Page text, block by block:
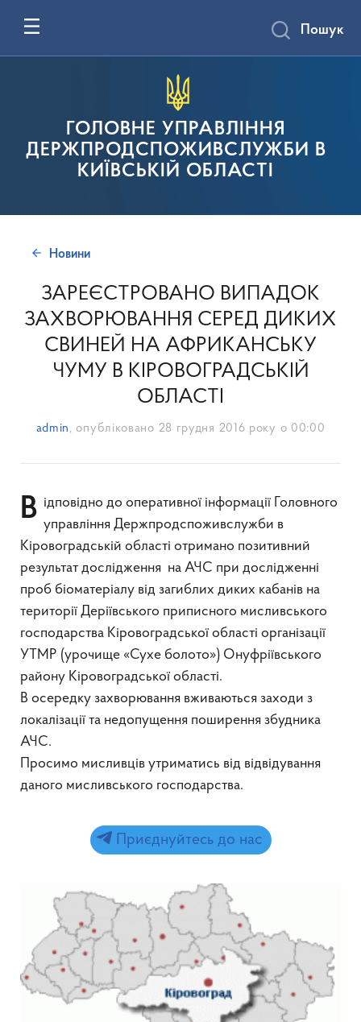
ГОЛОВНЕ УПРАВЛІННЯ
ДЕРЖПРОДСПОЖИВСЛУЖБИ В
КИЇВСЬКІЙ ОБЛАСТІ
Пошук
Новини
ЗАРЕЄСТРОВАНО ВИПАДОК
ЗАХВОРЮВАННЯ СЕРЕД ДИКИХ
СВИНЕЙ НА АФРИКАНСЬКУ
ЧУМУ В КІРОВОГРАДСЬКІЙ
ОБЛАСТІ
admin , опубліковано 28 грудня 2016 року о 00:00
Відповідно до оперативної інформації Головного управління Держпродспоживслужби в
Кіровоградській області отримано позитивний
результат дослідження на АЧС при дослідженні
проб біоматеріалу від загиблих диких кабанів на
території Деріївського приписного мисливського
господарства Кіровоградської області організації
УТМР (урочище «Сухе болото») Онуфріївського
району Кіровоградської області.
В осередку захворювання вживаються заходи з
локалізації та недопущення поширення збудника
АЧС.
Просимо мисливців утриматись від відвідування
даного мисливського господарства.
Приєднуйтесь до нас